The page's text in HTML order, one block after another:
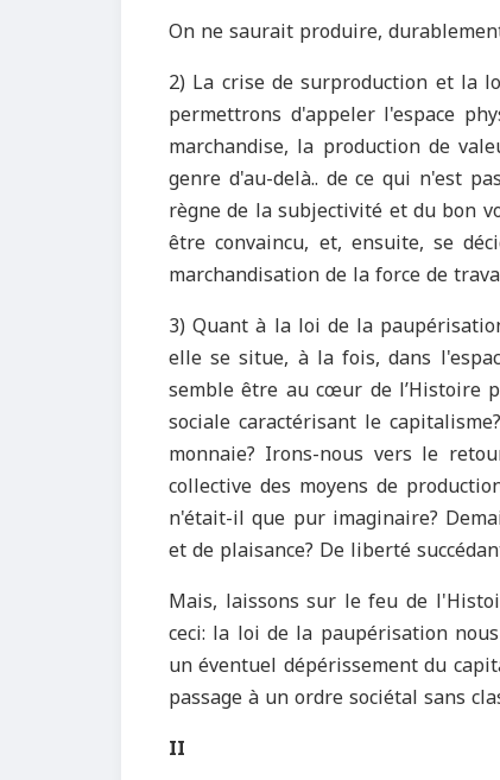
On ne saurait produire,
2) La crise de surproduction et la
permettrons d'appeler l'espace
marchandise, la production de
genre d'au-delà.. de ce qui n'est
règne de la subjectivité et du bon
être convaincu, et, ensuite, se
marchandisation de la force de
3) Quant à la loi de la
elle se situe, à la fois, dans
semble être au cœur de l’Histoire
sociale caractérisant le
monnaie? Irons-nous vers le
collective des moyens de
n'était-il que pur imaginaire?
et de plaisance? De liberté
Mais, laissons sur le feu de
ceci: la loi de la paupérisation
un éventuel dépérissement du
passage à un ordre sociétal sans
II